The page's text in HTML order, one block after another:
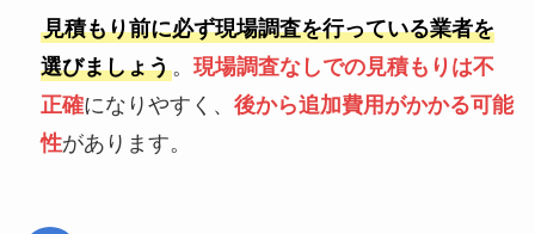
見積もり前に必ず現場調査を行っている業者を
選びましょう。 現場調査なしでの見積もりは不
正確になりやすく、 後から追加費用がかかる可能
性があります。